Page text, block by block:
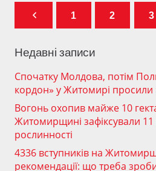
1 2 3
Недавні записи
Спочатку Молдова, потім
кордон» у Житомирі просили
Вогонь охопив майже 10
Житомирщині зафіксували
рослинності
4336 вступників на
рекомендації: що треба